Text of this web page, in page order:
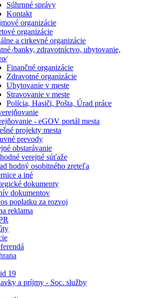
Súhrnné správy
Kontakt
organizácie
organizácie
a cirkevné organizácie
⁄banky, zdravotníctvo, ubytovanie,
Finančné organizácie
Zdravotné organizácie
Ubytovanie v meste
Stravovanie v meste
Polícia, Hasiči, Pošta, Úrad práce
- eGOV portál mesta
projekty mesta
prevody
obstarávanie
verejné súťaže
hodný osobitného zreteľa
a iné
dokumenty
dokumentov
poplatku za rozvoj
reklama
19
a príjmy - Soc. služby